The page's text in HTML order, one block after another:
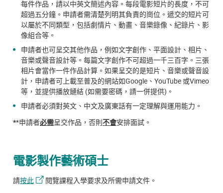
每件作品，請以中英文簡述內容。每段電影短片的長度，不可
超過五分鐘。申請者需清楚列明其負責的崗位。遞交的短片可
以屬於不同類型，包括劇情片、動畫、音樂錄像、紀錄片、影
像組合等。
申請者也可呈交其他作品，例如文字創作、平面設計、相片、
音樂或聲音設計等。每篇文字創作不可超過一千三百字。三張
相片會當作一件作品計算。如果呈交的是短片、音樂或聲音設
計，申請者可上載至普及的網站如Google、YouTube 或Vimeo
等，並提供播放鏈結 (如需要密碼，請一併提供)。
申請者必須對英文、中文及廣東話有一定理解與運用能力。
**申請者必需呈交作品，否則不會安排面試。
電影製作藝術碩士
請按此
閱覽課程入學要求及所需申請文件。